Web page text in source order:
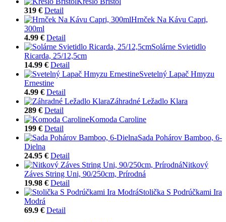
319 € Detail
Hrnček Na Kávu Capri,
300ml
4.99 € Detail
Solárne Svietidlo
Ricarda, 25/12,5cm
14.99 € Detail
Svetelný Lapač Hmyzu
Ernestine
4.99 € Detail
Záhradné Ležadlo Klara
289 € Detail
Komoda Caroline
199 € Detail
Sada Pohárov Bamboo, 6-
Dielna
24.95 € Detail
Nitkový
Záves String Uni, 90/250cm, Prírodná
19.98 € Detail
Stolička S Podrúčkami Ira
Modrá
69.9 € Detail